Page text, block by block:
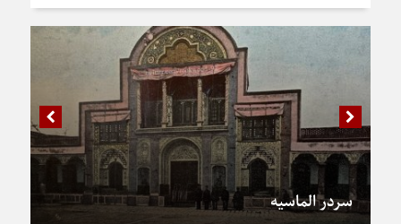
سردر الماسیه